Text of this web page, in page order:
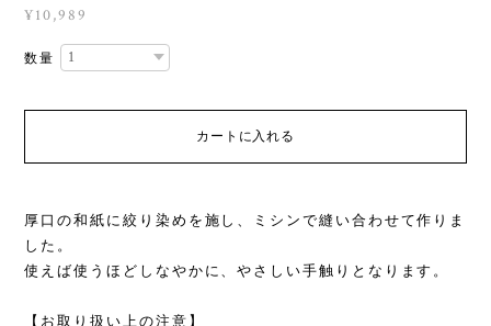
¥10,989
数量
カートに入れる
厚口の和紙に絞り染めを施し、ミシンで縫い合わせて作りま
した。
使えば使うほどしなやかに、やさしい手触りとなります。
【お取り扱い上の注意】